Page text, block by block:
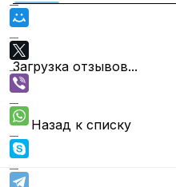
Загрузка отзывов...
Назад к списку